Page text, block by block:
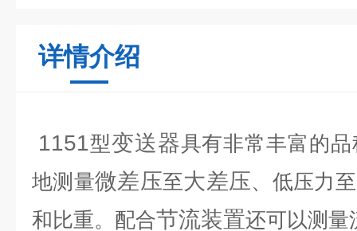
详情介绍
1151型变送器具有非常丰富的
地测量微差压至大差压、低压力
和比重。配合节流装置还可以测量